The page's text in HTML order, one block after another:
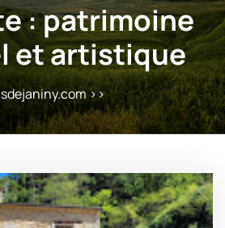
:patrimoine
et artistique
>>